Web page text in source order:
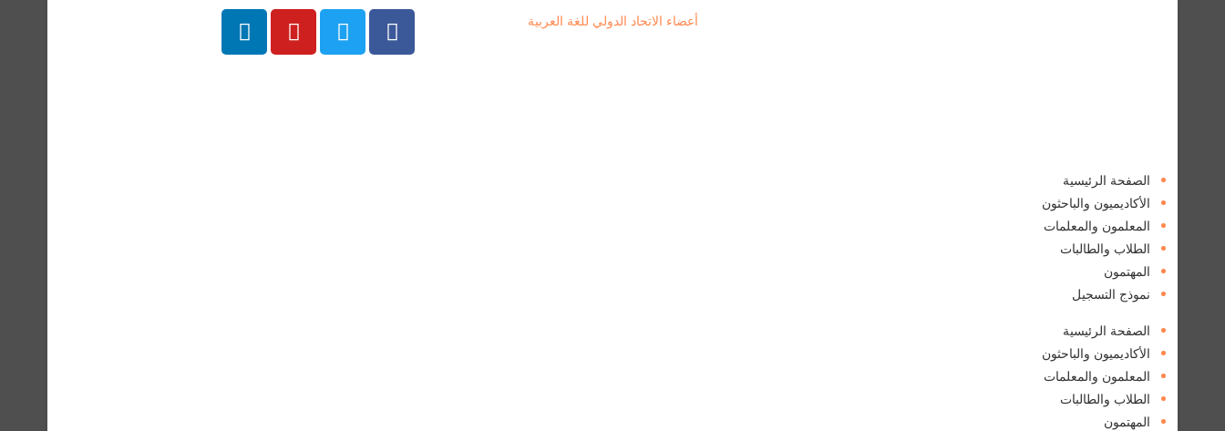
أعضاء الاتحاد الدولي للغة العربية
الصفحة الرئيسية
الأكاديميون والباحثون
المعلمون والمعلمات
الطلاب والطالبات
المهتمون
نموذج التسجيل
الصفحة الرئيسية
الأكاديميون والباحثون
المعلمون والمعلمات
الطلاب والطالبات
المهتمون